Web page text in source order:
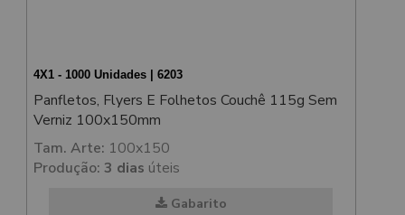
4X1 - 1000 Unidades | 6203
Panfletos, Flyers E Folhetos Couchê 115g Sem
Verniz 100x150mm
Tam. Arte: 100x150
Produção: 3 dias úteis
Gabarito